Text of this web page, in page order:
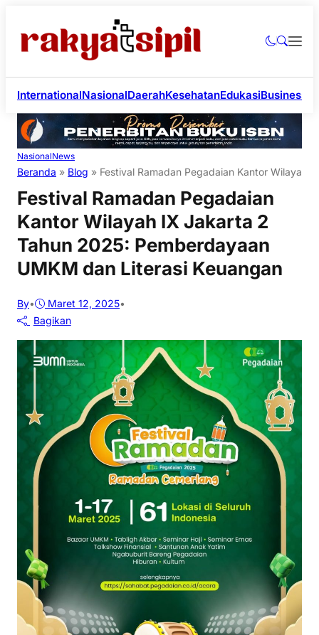
InternationalNasionalDaerahKesehatanEdukasiBusiness
NasionalNews
Beranda » Blog » Festival Ramadan Pegadaian Kantor Wilayah
Festival Ramadan Pegadaian
Kantor Wilayah IX Jakarta 2
Tahun 2025: Pemberdayaan
UMKM dan Literasi Keuangan
By• Maret 12, 2025•
Bagikan